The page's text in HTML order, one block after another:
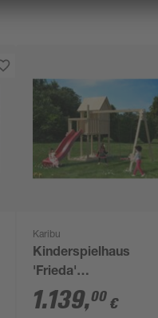
Karibu
Kinderspielhaus
'Frieda'
naturbelassene
nordische Fichte 347
1.139,00 €